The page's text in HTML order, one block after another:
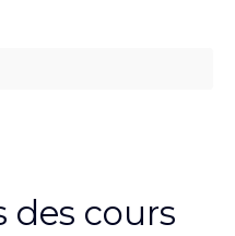
des cours